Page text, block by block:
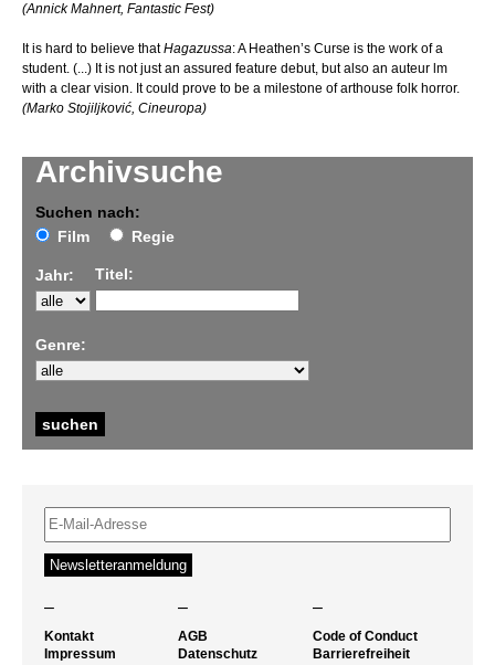
Archivsuche
Suchen nach:
Film
Regie
Jahr: Titel:
Genre:
(Annick Mahnert, Fantastic Fest)
It is hard to believe thatHagazussa: A Heathen’s Curse is the work of a
student. (...) It is not just an assured feature debut, but also an auteur lm
with a clear vision. It could prove to be a milestone of arthouse folk horror.
(Marko Stojiljković, Cineuropa)
– – –
Kontakt
Impressum
AGB
Datenschutz
Code of Conduct
Barrierefreiheit